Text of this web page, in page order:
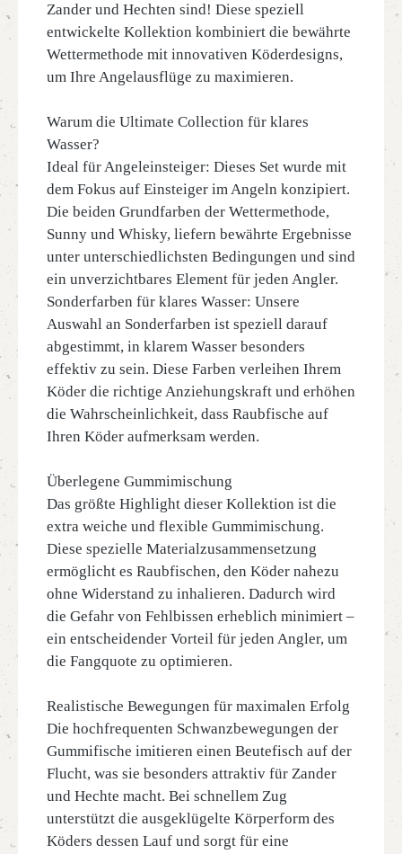
Zander und Hechten sind! Diese speziell
entwickelte Kollektion kombiniert die bewährte
Wettermethode mit innovativen Köderdesigns,
um Ihre Angelausflüge zu maximieren.
Warum die Ultimate Collection für klares
Wasser?
Ideal für Angeleinsteiger: Dieses Set wurde mit
dem Fokus auf Einsteiger im Angeln konzipiert.
Die beiden Grundfarben der Wettermethode,
Sunny und Whisky, liefern bewährte Ergebnisse
unter unterschiedlichsten Bedingungen und sind
ein unverzichtbares Element für jeden Angler.
Sonderfarben für klares Wasser: Unsere
Auswahl an Sonderfarben ist speziell darauf
abgestimmt, in klarem Wasser besonders
effektiv zu sein. Diese Farben verleihen Ihrem
Köder die richtige Anziehungskraft und erhöhen
die Wahrscheinlichkeit, dass Raubfische auf
Ihren Köder aufmerksam werden.
Überlegene Gummimischung
Das größte Highlight dieser Kollektion ist die
extra weiche und flexible Gummimischung.
Diese spezielle Materialzusammensetzung
ermöglicht es Raubfischen, den Köder nahezu
ohne Widerstand zu inhalieren. Dadurch wird
die Gefahr von Fehlbissen erheblich minimiert –
ein entscheidender Vorteil für jeden Angler, um
die Fangquote zu optimieren.
Realistische Bewegungen für maximalen Erfolg
Die hochfrequenten Schwanzbewegungen der
Gummifische imitieren einen Beutefisch auf der
Flucht, was sie besonders attraktiv für Zander
und Hechte macht. Bei schnellem Zug
unterstützt die ausgeklügelte Körperform des
Köders dessen Lauf und sorgt für eine